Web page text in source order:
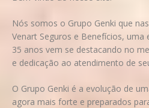
Nós somos o Grupo Genki que
Venart Seguros e Benefícios, uma
35 anos vem se destacando no
e dedicação ao atendimento de
O Grupo Genki é a evolução de
agora mais forte e preparados